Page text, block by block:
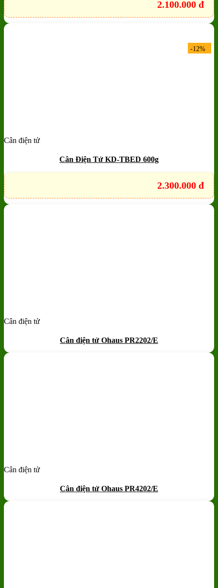
2.100.000 đ
-12%
Add to wishlist
Cân điện tử
Cân Điện Tử KD-TBED 600g
2.300.000 đ
Add to wishlist
Cân điện tử
Cân điện tử Ohaus PR2202/E
Add to wishlist
Cân điện tử
Cân điện tử Ohaus PR4202/E